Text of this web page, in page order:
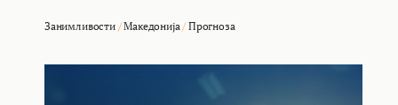
Занимливости/Македонија /Прогноза